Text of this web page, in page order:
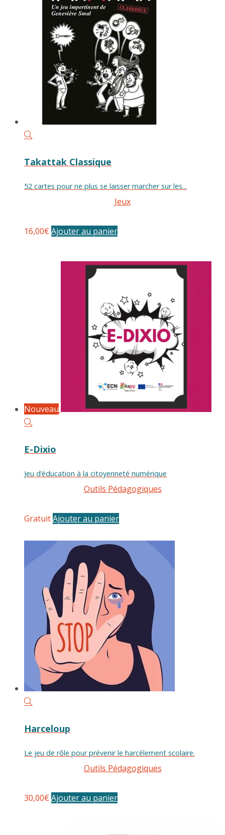
Takattak Classique
52 cartes pour ne plus se laisser marcher sur les...
Jeux
16,00€ Ajouter au panier
Nouveau
E-Dixio
Jeu d’éducation à la citoyenneté numérique
Outils Pédagogiques
GratuitAjouter au panier
Harceloup
Le jeu de rôle pour prévenir le harcèlement scolaire.
Outils Pédagogiques
30,00€ Ajouter au panier